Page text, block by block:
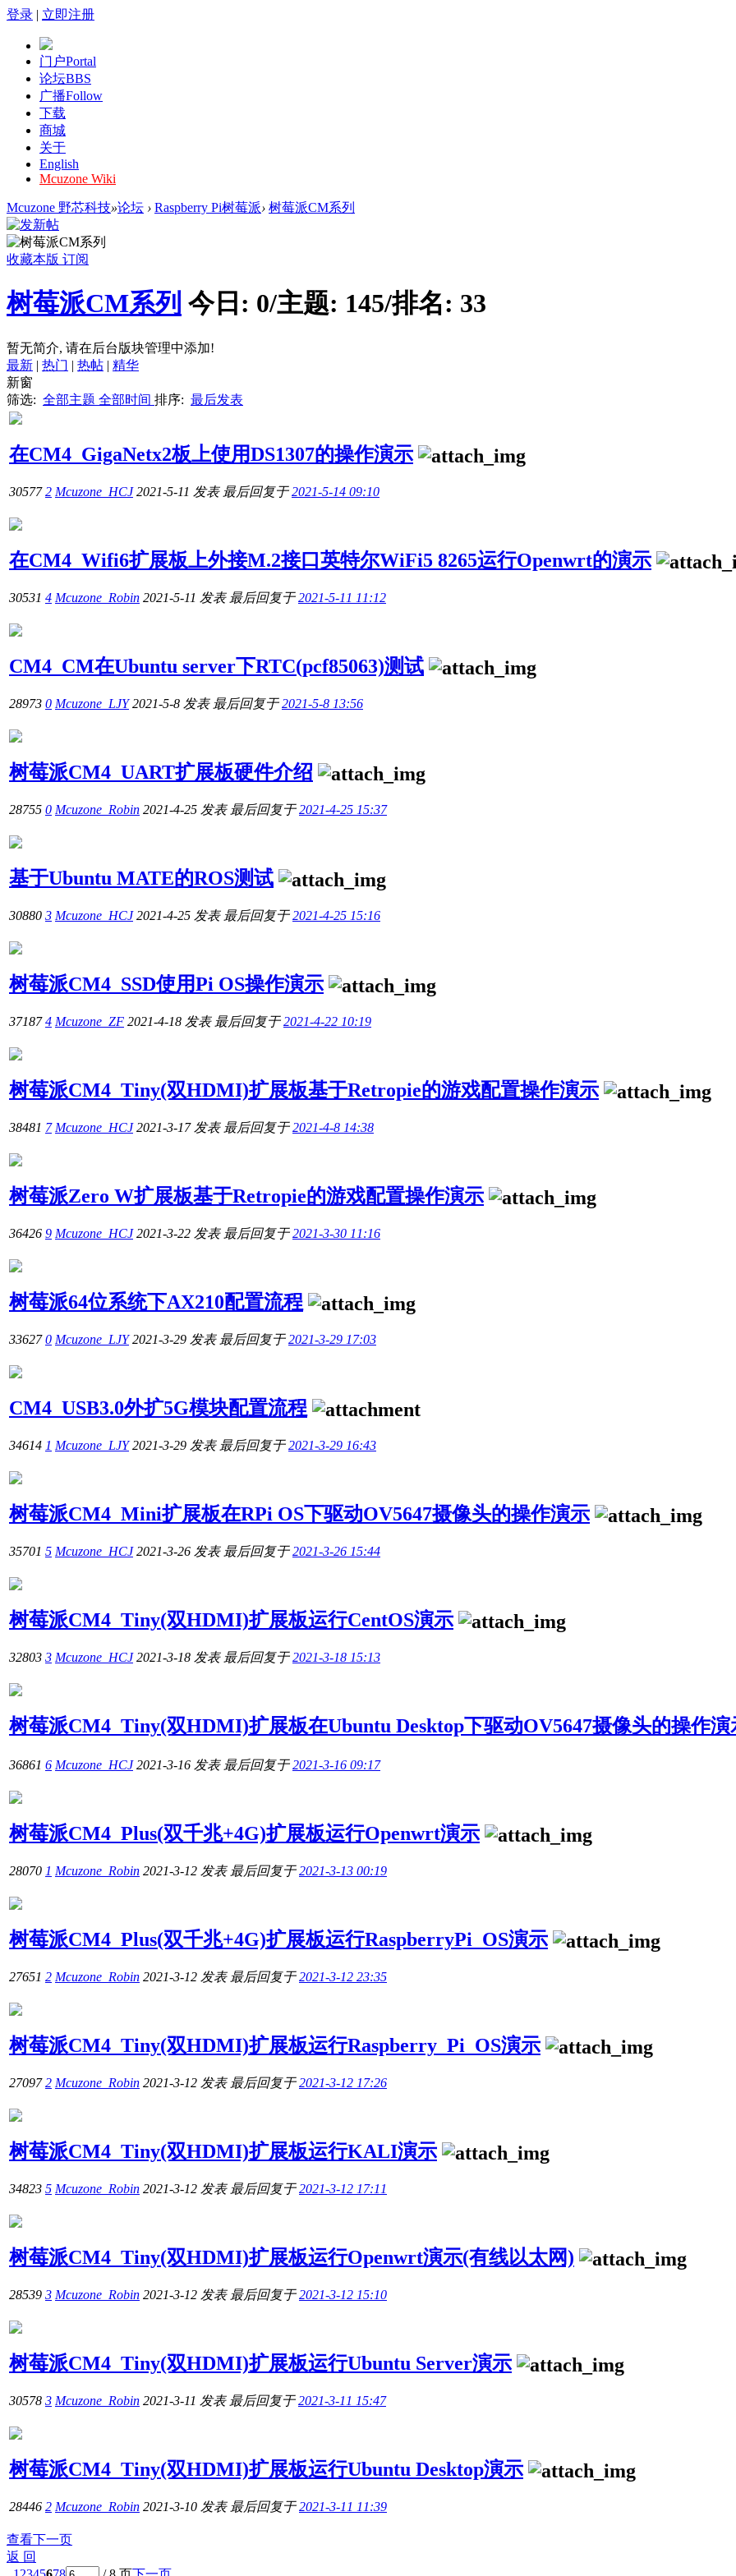
登录 | 立即注册
门户Portal
论坛BBS
广播Follow
下载
商城
关于
English
Mcuzone Wiki
Mcuzone 野芯科技»论坛 › Raspberry Pi树莓派› 树莓派CM系列
收藏本版 订阅
树莓派CM系列 今日: 0/主题: 145/排名: 33
暂无简介, 请在后台版块管理中添加!
最新 | 热门 | 热帖 | 精华
新窗
筛选: 全部主题 全部时间 排序: 最后发表
在CM4_GigaNetx2板上使用DS1307的操作演示
30577 2 Mcuzone_HCJ 2021-5-11 发表 最后回复于2021-5-14 09:10
在CM4_Wifi6扩展板上外接M.2接口英特尔WiFi5 8265运行Openwrt的演示
30531 4 Mcuzone_Robin 2021-5-11 发表 最后回复于2021-5-11 11:12
CM4_CM在Ubuntu server下RTC(pcf85063)测试
28973 0 Mcuzone_LJY 2021-5-8 发表 最后回复于2021-5-8 13:56
树莓派CM4_UART扩展板硬件介绍
28755 0 Mcuzone_Robin 2021-4-25 发表 最后回复于2021-4-25 15:37
基于Ubuntu MATE的ROS测试
30880 3 Mcuzone_HCJ 2021-4-25 发表 最后回复于2021-4-25 15:16
树莓派CM4_SSD使用Pi OS操作演示
37187 4 Mcuzone_ZF 2021-4-18 发表 最后回复于2021-4-22 10:19
树莓派CM4_Tiny(双HDMI)扩展板基于Retropie的游戏配置操作演示
38481 7 Mcuzone_HCJ 2021-3-17发表 最后回复于2021-4-8 14:38
树莓派Zero W扩展板基于Retropie的游戏配置操作演示
36426 9 Mcuzone_HCJ 2021-3-22 发表 最后回复于2021-3-30 11:16
树莓派64位系统下AX210配置流程
33627 0 Mcuzone_LJY 2021-3-29 发表 最后回复于2021-3-29 17:03
CM4_USB3.0外扩5G模块配置流程
34614 1 Mcuzone_LJY 2021-3-29 发表 最后回复于2021-3-29 16:43
树莓派CM4_Mini扩展板在RPi OS下驱动OV5647摄像头的操作演示
35701 5 Mcuzone_HCJ 2021-3-26 发表 最后回复于2021-3-26 15:44
树莓派CM4_Tiny(双HDMI)扩展板运行CentOS演示
32803 3 Mcuzone_HCJ 2021-3-18 发表 最后回复于2021-3-18 15:13
树莓派CM4_Tiny(双HDMI)扩展板在Ubuntu Desktop下驱动OV5647摄像头的操作演
36861 6 Mcuzone_HCJ 2021-3-16 发表 最后回复于2021-3-16 09:17
树莓派CM4_Plus(双千兆+4G)扩展板运行Openwrt演示
28070 1 Mcuzone_Robin 2021-3-12 发表 最后回复于2021-3-13 00:19
树莓派CM4_Plus(双千兆+4G)扩展板运行RaspberryPi_OS演示
27651 2 Mcuzone_Robin 2021-3-12 发表 最后回复于2021-3-12 23:35
树莓派CM4_Tiny(双HDMI)扩展板运行Raspberry_Pi_OS演示
27097 2 Mcuzone_Robin 2021-3-12 发表 最后回复于2021-3-12 17:26
树莓派CM4_Tiny(双HDMI)扩展板运行KALI演示
34823 5 Mcuzone_Robin 2021-3-12 发表 最后回复于2021-3-12 17:11
树莓派CM4_Tiny(双HDMI)扩展板运行Openwrt演示(有线以太网)
28539 3 Mcuzone_Robin 2021-3-12 发表 最后回复于2021-3-12 15:10
树莓派CM4_Tiny(双HDMI)扩展板运行Ubuntu Server演示
30578 3 Mcuzone_Robin 2021-3-11 发表 最后回复于2021-3-11 15:47
树莓派CM4_Tiny(双HDMI)扩展板运行Ubuntu Desktop演示
28446 2 Mcuzone_Robin 2021-3-10 发表 最后回复于2021-3-11 11:39
查看下一页
返 回